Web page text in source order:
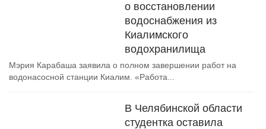
о восстановлении
водоснабжения из
Киалимского
водохранилища
Мэрия Карабаша заявила о полном завершении работ на
водонасосной станции Киалим. «Работа...
В Челябинской области
студентка оставила